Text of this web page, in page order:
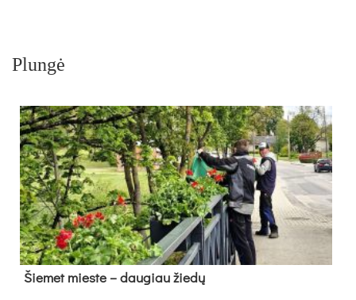
Plungė
Šie­met mies­te – dau­giau žie­dų